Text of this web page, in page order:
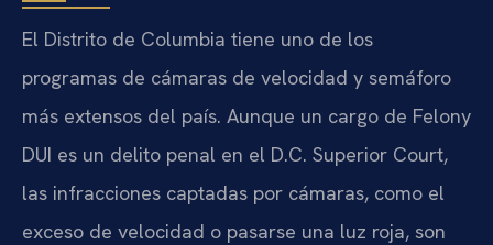
El Distrito de Columbia tiene uno de los
programas de cámaras de velocidad y semáforo
más extensos del país. Aunque un cargo de Felony
DUI es un delito penal en el D.C. Superior Court,
las infracciones captadas por cámaras, como el
exceso de velocidad o pasarse una luz roja, son